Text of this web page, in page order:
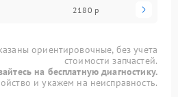
2180 р
ориентировочные, без учета
стоимости запчастей.
на бесплатную диагностику.
и укажем на неисправность.